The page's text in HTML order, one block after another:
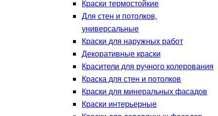
Краски термостойкие
Для стен и потолков,
универсальные
Краски для наружных работ
Декоративные краски
Красители для ручного колерования
Краска для стен и потолков
Краски для минеральных фасадов
Краски интерьерные